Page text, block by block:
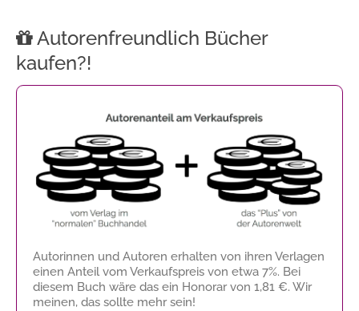
Autorenfreundlich Bücher
kaufen?!
Autorinnen und Autoren erhalten von ihren Verlagen
einen Anteil vom Verkaufspreis von etwa 7%. Bei
diesem Buch wäre das ein Honorar von 1,81 €. Wir
meinen, das sollte mehr sein!